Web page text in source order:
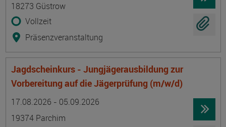
18273 Güstrow
Vollzeit
Präsenzveranstaltung
Jagdscheinkurs - Jungjägerausbildung zur
Vorbereitung auf die Jägerprüfung (m/w/d)
17.08.2026 - 05.09.2026
19374 Parchim